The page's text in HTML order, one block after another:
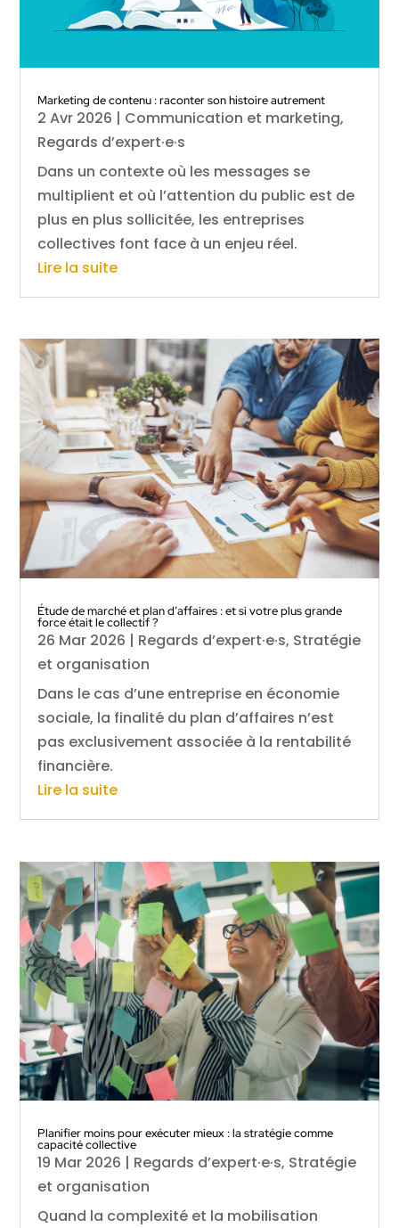
Marketing de contenu : raconter son histoire autrement
2 Avr 2026 | Communication et marketing,
Regards d’expert·e·s
Dans un contexte où les messages se
multiplient et où l’attention du public est de
plus en plus sollicitée, les entreprises
collectives font face à un enjeu réel.
Lire la suite
Étude de marché et plan d’affaires : et si votre plus grande
force était le collectif ?
26 Mar 2026 | Regards d’expert·e·s, Stratégie
et organisation
Dans le cas d’une entreprise en économie
sociale, la finalité du plan d’affaires n’est
pas exclusivement associée à la rentabilité
financière.
Lire la suite
Planifier moins pour exécuter mieux : la stratégie comme
capacité collective
19 Mar 2026 | Regards d’expert·e·s, Stratégie
et organisation
Quand la complexité et la mobilisation